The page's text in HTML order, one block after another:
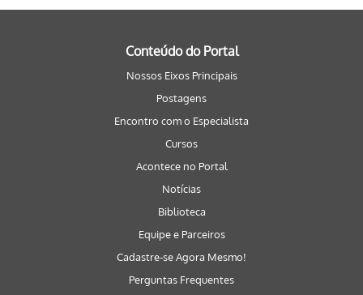
Conteúdo do Portal
Nossos Eixos Principais
Postagens
Encontro com o Especialista
Cursos
Acontece no Portal
Notícias
Biblioteca
Equipe e Parceiros
Cadastre-se Agora Mesmo!
Perguntas Frequentes